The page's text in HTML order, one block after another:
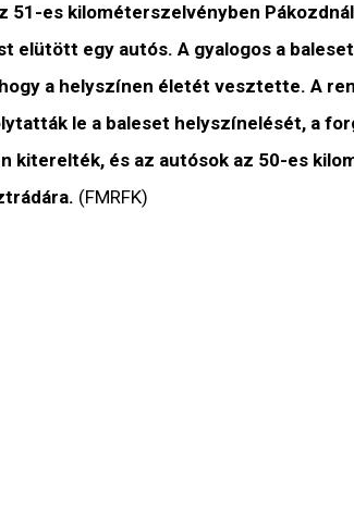
51-es kilométerszelvényben
elütött egy autós. A gyalogos a
a helyszínen életét vesztette. A
le a baleset helyszínelését, a
kiterelték, és az autósok az 50-es
(FMRFK)